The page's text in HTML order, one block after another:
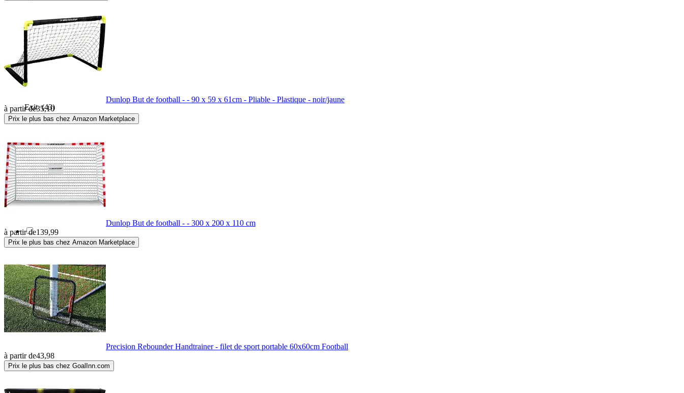
Enero(4)
ET Toys(7)
Europlay
Exit(43)
Famanu(8)
FFF(1)
Fisher-Price(1)
Fortuna(18)
Franklin(1)
Funtec(1)
Gilbert(1)
Dunlop But de football - - 90 x 59 x 61cm - Pliable - Plastique - noir/jaune
à partir de35,10
Prix le plus bas chez Amazon Marketplace
Dunlop But de football - - 300 x 200 x 110 cm
à partir de139,99
Prix le plus bas chez Amazon Marketplace
Precision Rebounder Handtrainer - filet de sport portable 60x60cm Football
à partir de43,98
Prix le plus bas chez GoalInn.com